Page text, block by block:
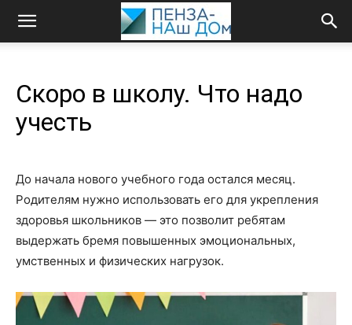
Скоро в школу. Что надо
учесть
До начала нового учебного года остался месяц.
Родителям нужно использовать его для укрепления
здоровья школьников — это позволит ребятам
выдержать бремя повышенных эмоциональных,
умственных и физических нагрузок.